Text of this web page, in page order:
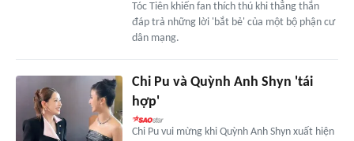
Tóc Tiên khiến fan thích thú khi thẳng thắn
đáp trả những lời 'bắt bẻ' của một bộ phận cư
dân mạng.
Chi Pu và Quỳnh Anh Shyn 'tái
hợp'
Chi Pu vui mừng khi Quỳnh Anh Shyn xuất hiện